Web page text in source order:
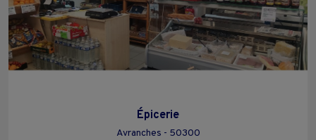
Épicerie
Avranches - 50300